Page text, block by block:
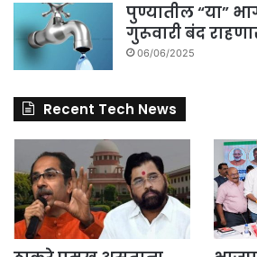
पुण्यातील “या”
गुरूवारी बंद
06/06/2025
Recent Tech News